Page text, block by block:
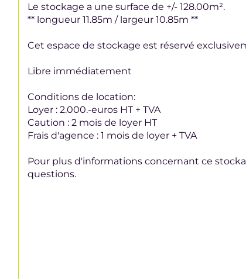
Le stockage a une surface de +/- 128.00m².
** longueur 11.85m / largeur 10.85m **
Cet espace de stockage est réservé
Libre immédiatement
Conditions de location:
Loyer : 2.000.-euros HT + TVA
Caution : 2 mois de loyer HT
Frais d'agence : 1 mois de loyer + TVA
Pour plus d'informations concernant ce
questions.